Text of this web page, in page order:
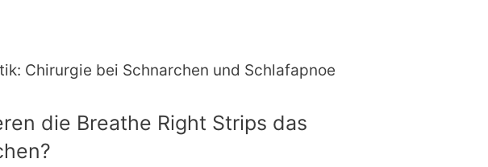
Chirurgie bei Schnarchen und Schlafapnoe
die Breathe Right Strips das